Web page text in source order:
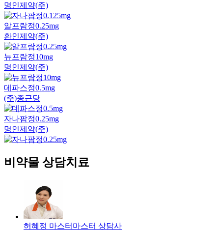
명인제약(주)
알프람정0.25mg
환인제약(주)
뉴프람정10mg
명인제약(주)
데파스정0.5mg
(주)종근당
자나팜정0.25mg
명인제약(주)
비약물 상담치료
허혜정 마스터 마스터 상담사